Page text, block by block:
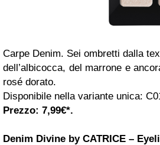
Carpe Denim. Sei ombretti dalla
dell’albicocca, del marrone e
rosé dorato.
Disponibile nella variante unica:
Prezzo: 7,99€*.
Denim Divine by CATRICE –